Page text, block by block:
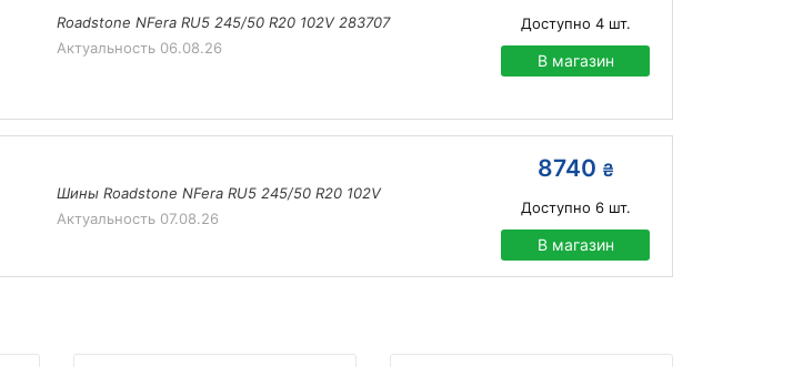
Roadstone NFera RU5 245/50 R20 102V 283707
Актуальность 06.08.26
Доступно 4шт.
В магазин
Шины Roadstone NFera RU5 245/50 R20 102V
Актуальность 07.08.26
8740 ₴
Доступно 6шт.
В магазин